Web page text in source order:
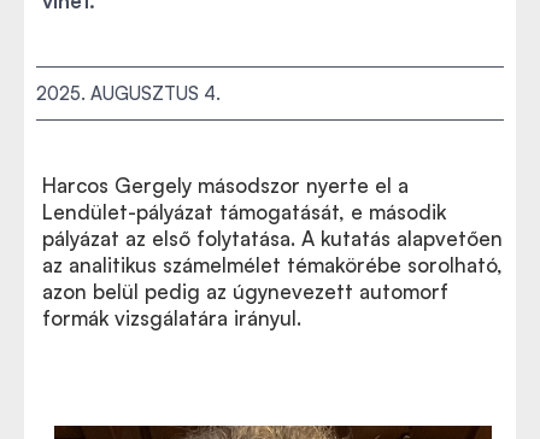
2025. AUGUSZTUS 4.
Harcos Gergely másodszor nyerte el a
Lendület-pályázat támogatását, e második
pályázat az első folytatása. A kutatás alapvetően
az analitikus számelmélet témakörébe sorolható,
azon belül pedig az úgynevezett automorf
formák vizsgálatára irányul.